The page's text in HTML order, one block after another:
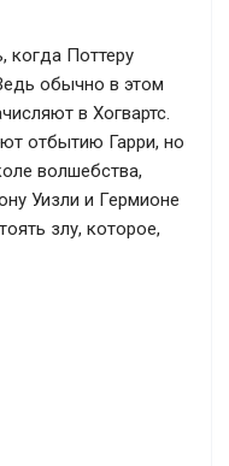
когда Поттеру
обычно в этом
в Хогвартс.
отбытию Гарри, но
волшебства,
Уизли и Гермионе
злу, которое,